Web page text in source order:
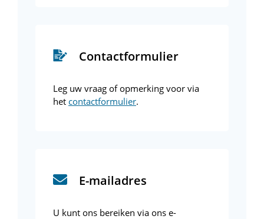
Contactformulier
Leg uw vraag of opmerking voor via
het contactformulier.
E-mailadres
U kunt ons bereiken via ons e-